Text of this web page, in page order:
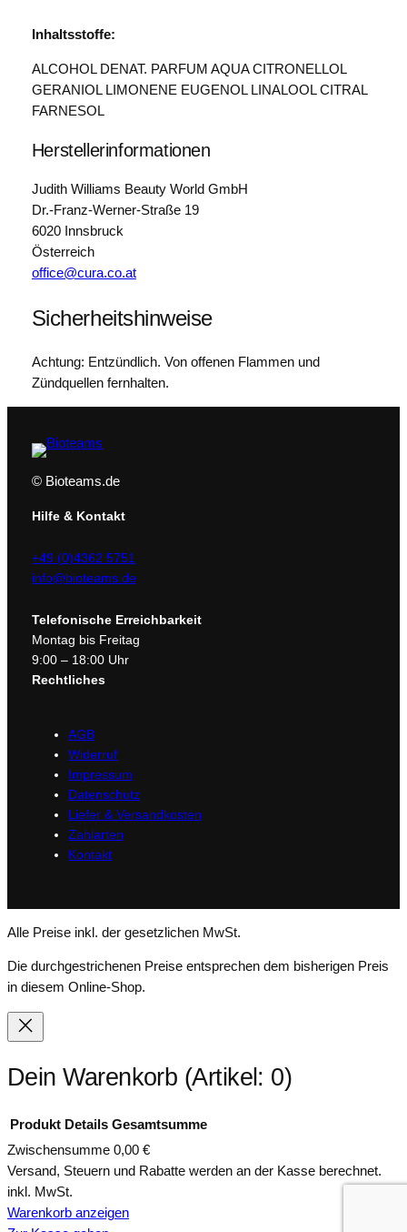
Inhaltsstoffe:
ALCOHOL DENAT. PARFUM AQUA CITRONELLOL
GERANIOL LIMONENE EUGENOL LINALOOL CITRAL
FARNESOL
Herstellerinformationen
Judith Williams Beauty World GmbH
Dr.-Franz-Werner-Straße 19
6020 Innsbruck
Österreich
office@cura.co.at
Sicherheitshinweise
Achtung: Entzündlich. Von offenen Flammen und
Zündquellen fernhalten.
© Bioteams.de
Hilfe & Kontakt
+49 (0)4362 5751
info@bioteams.de
Telefonische Erreichbarkeit
Montag bis Freitag
9:00 – 18:00 Uhr
Rechtliches
AGB
Widerruf
Impressum
Datenschutz
Liefer & Versandkosten
Zahlarten
Kontakt
Alle Preise inkl. der gesetzlichen MwSt.
Die durchgestrichenen Preise entsprechen dem bisherigen Preis
in diesem Online-Shop.
Dein Warenkorb (Artikel: 0)
Produkte
im
Produkt Details Gesamtsumme
Zwischensumme 0,00 €
Versand, Steuern und Rabatte werden an der Kasse berechnet.
inkl. MwSt.
Warenkorb anzeigen